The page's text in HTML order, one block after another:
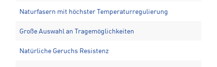
Naturfasern mit höchster Temperaturregulierung
Große Auswahl an Tragemöglichkeiten
Natürliche Geruchs Resistenz